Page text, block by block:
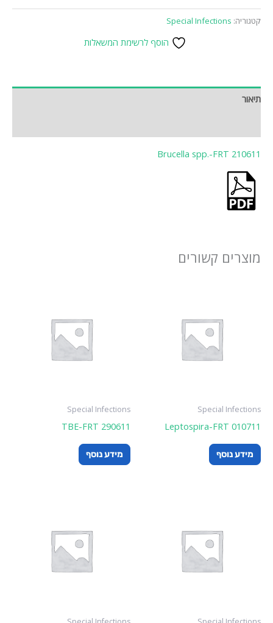
קטגוריה: Special Infections
הוסף לרשימת המשאלות
תיאור
Brucella spp.-FRT 210611
מוצרים קשורים
Special Infections
Leptospira-FRT 010711
מידע נוסף
Special Infections
TBE-FRT 290611
מידע נוסף